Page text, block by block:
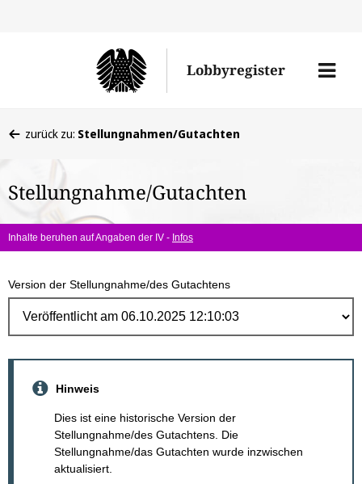
Lobbyregister
Menü
befinden
hier:
zurück zu: Stellungnahmen/Gutachten
Stellungnahme/Gutachten
Inhalte beruhen auf Angaben der IV - Infos
Version der Stellungnahme/des Gutachtens
Hinweis
Dies ist eine historische Version der
Stellungnahme/des Gutachtens. Die
Stellungnahme/das Gutachten wurde inzwischen
aktualisiert.